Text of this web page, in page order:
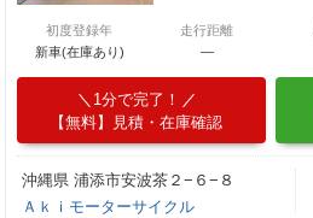
初度登録年
新車(在庫あり)
走行距離
―
1分で完了！
【無料】見積・在庫確認
沖縄県 浦添市安波茶２−６−８
Ａｋｉモーターサイクル